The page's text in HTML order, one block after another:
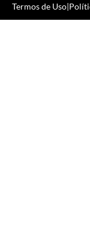
Termos de Uso|